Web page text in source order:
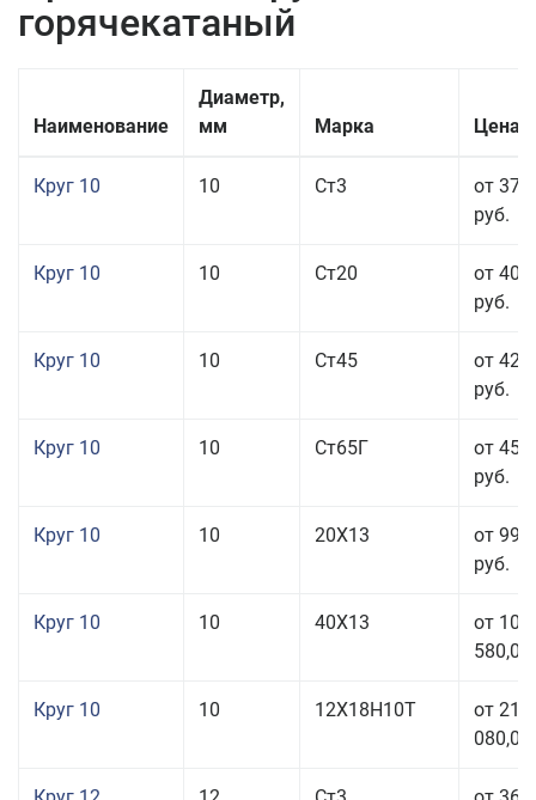
горячекатаный
Наименование
Диаметр,
мм
Марка Цена
Круг 10 10 Ст3
от 37
руб.
Круг 10 10 Ст20
от 40
руб.
Круг 10 10 Ст45
от 42
руб.
Круг 10 10 Ст65Г
от 45
руб.
Круг 10 10 20Х13
от 99
руб.
Круг 10 10 40Х13
от 106
580,00
Круг 10 10 12Х18Н10Т
от 215
080,00